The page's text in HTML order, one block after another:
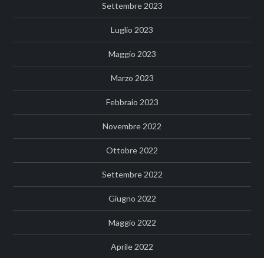
Settembre 2023
Luglio 2023
Maggio 2023
Marzo 2023
Febbraio 2023
Novembre 2022
Ottobre 2022
Settembre 2022
Giugno 2022
Maggio 2022
Aprile 2022